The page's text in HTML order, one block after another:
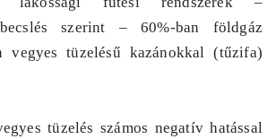
szerint – 60%-ban földgáz
vegyes tüzelésű kazánokkal (tűzifa)
tüzelés számos negatív hatással